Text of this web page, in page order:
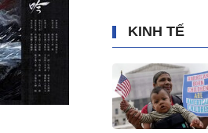
KINH TẾ